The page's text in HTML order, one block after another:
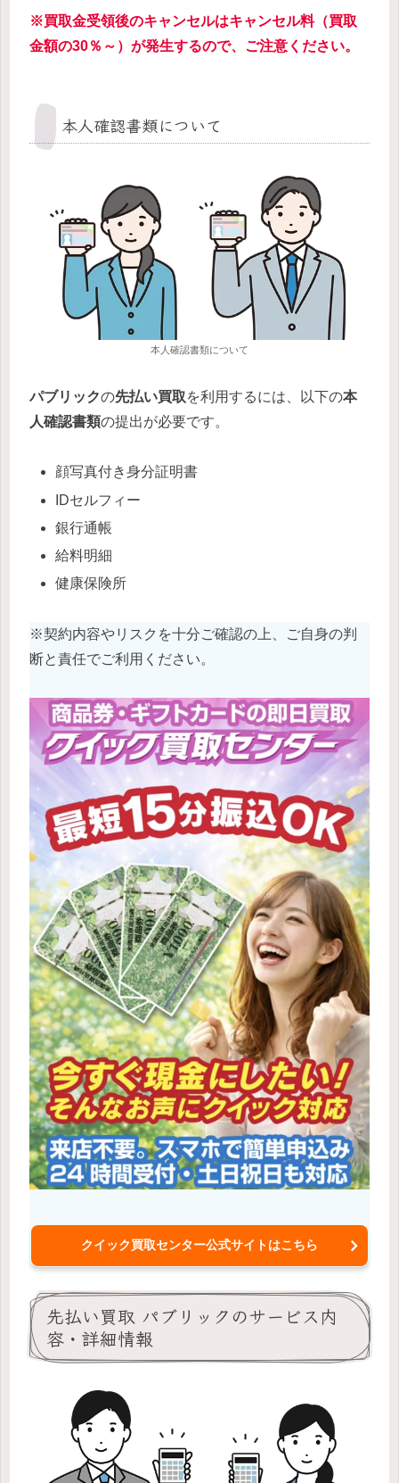
※買取金受領後のキャンセルはキャンセル料（買取
金額の30％～）が発生するので、ご注意ください。
本人確認書類について
本人確認書類について
パブリックの先払い買取を利用するには、以下の本
人確認書類の提出が必要です。
顔写真付き身分証明書
IDセルフィー
銀行通帳
給料明細
健康保険所
※契約内容やリスクを十分ご確認の上、ご自身の判
断と責任でご利用ください。
クイック買取センター公式サイトはこちら
先払い買取 パブリックのサービス内
容・詳細情報